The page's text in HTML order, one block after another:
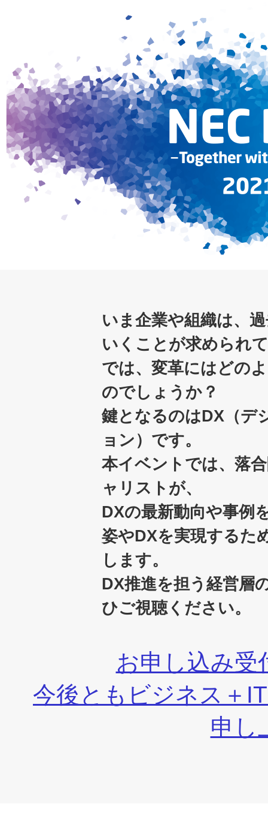
いま企業や組織は、
いくことが求められ
では、変革にはどの
のでしょうか？
鍵となるのはDX（デ
ョン）です。
本イベントでは、落
ャリストが、
DXの最新動向や事例
姿やDXを実現するた
します。
DX推進を担う経営層
ひご視聴ください。
お申し込み受
今後ともビジネス＋
申し